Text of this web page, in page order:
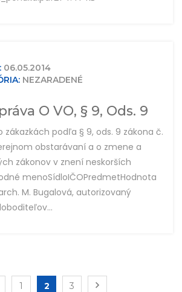
06.05.2014
NEZARADENÉ
O VO, § 9, Ods. 9
zákazkách podľa § 9, ods. 9 zákona č.
obstarávaní a o zmene a
zákonov v znení neskorších
menoSídloIČOPredmetHodnota
M. Bugalová, autorizovaný
1 2 3